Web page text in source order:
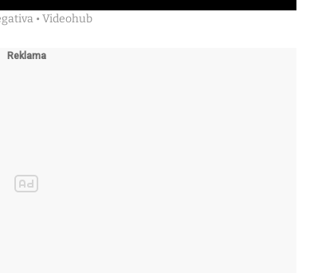
• Videohub